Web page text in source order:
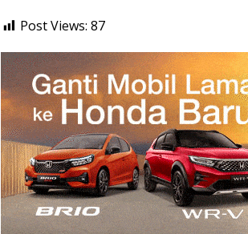
Post Views: 87